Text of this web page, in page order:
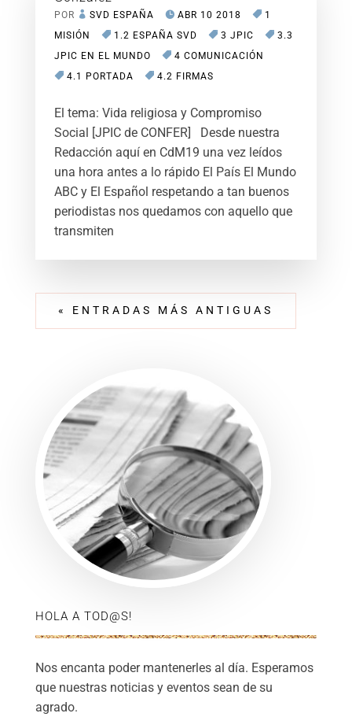
POR SVD ESPAÑA ABR 10 2018
1
MISIÓN
1.2 ESPAÑA SVD 3 JPIC
3.3
JPIC EN EL MUNDO
4 COMUNICACIÓN
4.1 PORTADA
4.2 FIRMAS
El tema: Vida religiosa y Compromiso
Social [JPIC de CONFER] Desde nuestra
Redacción aquí en CdM19 una vez leídos
una hora antes a lo rápido El País El Mundo
ABC y El Español respetando a tan buenos
periodistas nos quedamos con aquello que
transmiten
« ENTRADAS MÁS ANTIGUAS
HOLA A TOD@S!
Nos encanta poder mantenerles al día. Esperamos
que nuestras noticias y eventos sean de su
agrado.